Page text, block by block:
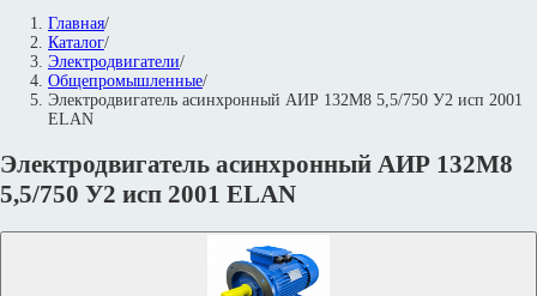
Главная/
Каталог/
Электродвигатели/
Общепромышленные/
Электродвигатель асинхронный АИР 132М8 5,5/750 У2 исп 2001
ELAN
Электродвигатель асинхронный АИР 132М8
5,5/750 У2 исп 2001 ELAN